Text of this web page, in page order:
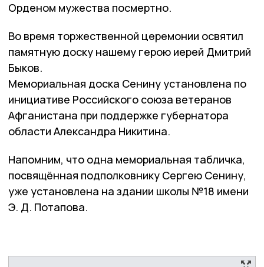
Орденом мужества посмертно.
Во время торжественной церемонии освятил
памятную доску нашему герою иерей Дмитрий
Быков.
Мемориальная доска Сенину установлена по
инициативе Российского союза ветеранов
Афганистана при поддержке губернатора
области Александра Никитина.
Напомним, что одна мемориальная табличка,
посвящённая подполковнику Сергею Сенину,
уже установлена на здании школы №18 имени
Э. Д. Потапова.